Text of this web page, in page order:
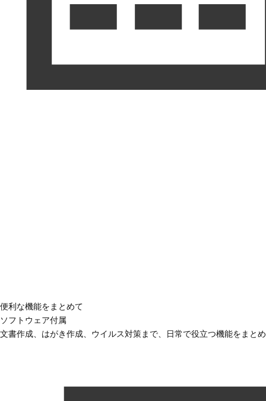
便利な機能をまとめて
ソフトウェア付属
文書作成、はがき作成、ウイルス対策まで、日常で役立つ機能をまと